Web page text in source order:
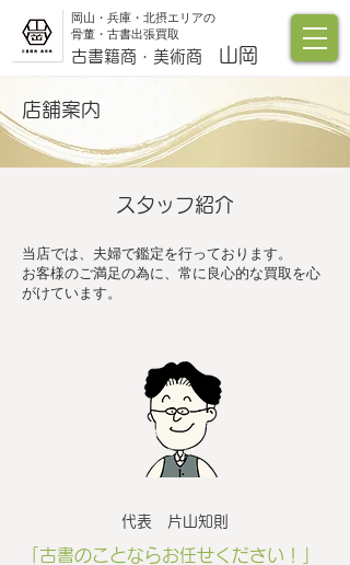
岡山・兵庫・北摂エリアの
骨董・古書出張買取
古書籍商・美術商 山岡
店舗案内
​スタッフ紹介
当店では、夫婦で鑑定を行っております。
お客様のご満足の為に、常に良心的な買取を心
がけています。
代表 片山知則
「古書のことならお任せください！」